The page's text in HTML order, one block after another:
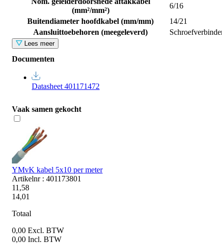
(mm²/mm²)
6/16
Buitendiameter hoofdkabel (mm/mm)
14/21
Aansluittoebehoren (meegeleverd)
Lees meer
Documenten
Datasheet 401171472
Vaak samen gekocht
YMvK kabel 5x10 per meter
Artikelnr : 401173801
11,58
14,01
Totaal
0,00 Excl. BTW
0,00 Incl. BTW